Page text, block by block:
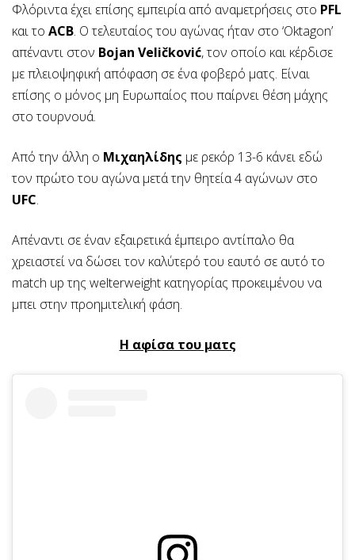
Φλόριντα έχει επίσης εμπειρία από αναμετρήσεις στο PFL
και το ACB. O τελευταίος του αγώνας ήταν στο ‘Oktagon’
απέναντι στον Bojan Veličković, τον οποίο και κέρδισε
με πλειοψηφική απόφαση σε ένα φοβερό ματς. Είναι
επίσης ο μόνος μη Ευρωπαίος που παίρνει θέση μάχης
στο τουρνουά.
Από την άλλη ο Μιχαηλίδης με ρεκόρ 13-6 κάνει εδώ
τον πρώτο του αγώνα μετά την θητεία 4 αγώνων στο
UFC.
Απέναντι σε έναν εξαιρετικά έμπειρο αντίπαλο θα
χρειαστεί να δώσει τον καλύτερό του εαυτό σε αυτό το
match up της welterweight κατηγορίας προκειμένου να
μπει στην προημιτελική φάση.
Η αφίσα του ματς